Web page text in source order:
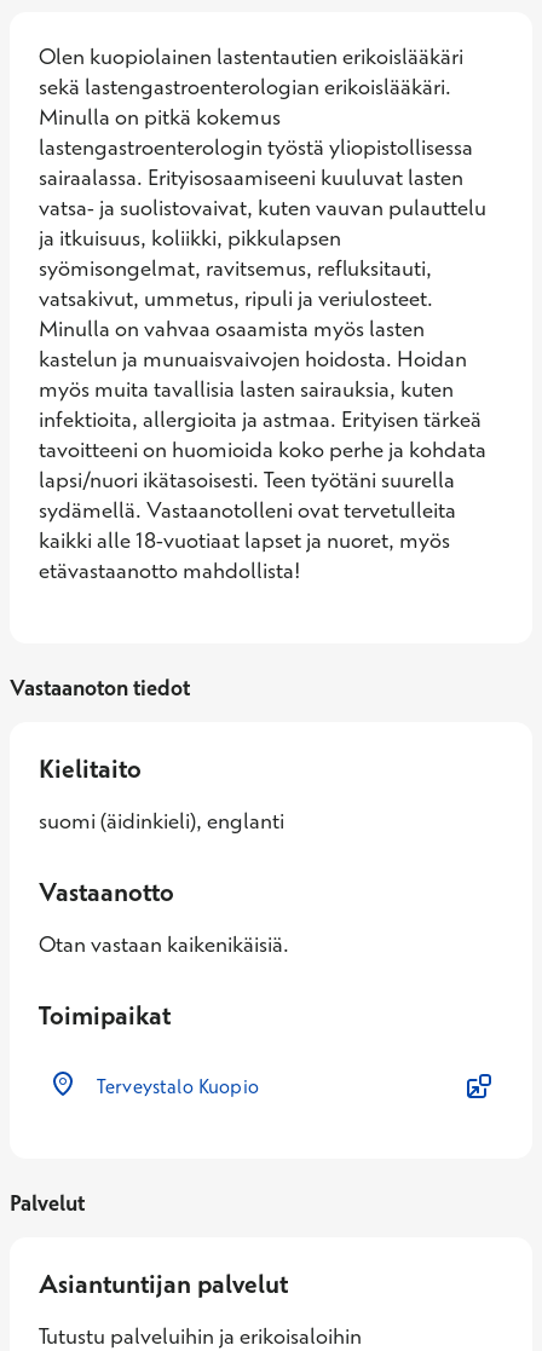
Olen kuopiolainen lastentautien erikoislääkäri
sekä lastengastroenterologian erikoislääkäri.
Minulla on pitkä kokemus
lastengastroenterologin työstä yliopistollisessa
sairaalassa. Erityisosaamiseeni kuuluvat lasten
vatsa- ja suolistovaivat, kuten vauvan pulauttelu
ja itkuisuus, koliikki, pikkulapsen
syömisongelmat, ravitsemus, refluksitauti,
vatsakivut, ummetus, ripuli ja veriulosteet.
Minulla on vahvaa osaamista myös lasten
kastelun ja munuaisvaivojen hoidosta. Hoidan
myös muita tavallisia lasten sairauksia, kuten
infektioita, allergioita ja astmaa. Erityisen tärkeä
tavoitteeni on huomioida koko perhe ja kohdata
lapsi/nuori ikätasoisesti. Teen työtäni suurella
sydämellä. Vastaanotolleni ovat tervetulleita
kaikki alle 18-vuotiaat lapset ja nuoret, myös
etävastaanotto mahdollista!
Vastaanoton tiedot
Kielitaito
suomi (äidinkieli), englanti
Vastaanotto
Otan vastaan kaikenikäisiä.
Toimipaikat
Terveystalo Kuopio
Palvelut
Asiantuntijan palvelut
Tutustu palveluihin ja erikoisaloihin